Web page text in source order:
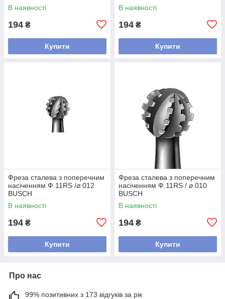
В наявності
194 ₴
Купити
В наявності
194 ₴
Купити
Фреза сталева з поперечним
насіченням Ф.11RS /⌀ 012
BUSCH
В наявності
194 ₴
Купити
Фреза сталева з поперечним
насіченням Ф.11RS / ⌀ 010
BUSCH
В наявності
194 ₴
Купити
Про нас
99% позитивних з 173 відгуків за рік